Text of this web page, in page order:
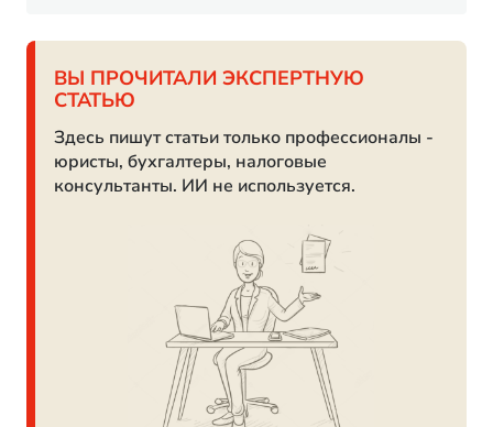
ВЫ ПРОЧИТАЛИ ЭКСПЕРТНУЮ
СТАТЬЮ
Здесь пишут статьи только профессионалы -
юристы, бухгалтеры, налоговые
консультанты. ИИ не используется.